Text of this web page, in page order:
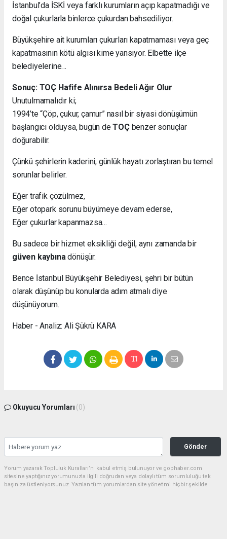
İstanbul’da İSKİ veya farklı kurumların açıp kapatmadığı ve
doğal çukurlarla binlerce çukurdan bahsediliyor.
Büyükşehire ait kurumları çukurları kapatmaması veya geç
kapatmasının kötü algısı kime yansıyor. Elbette ilçe
belediyelerine…
Sonuç: TOÇ Hafife Alınırsa Bedeli Ağır Olur
Unutulmamalıdır ki;
1994’te “Çöp, çukur, çamur” nasıl bir siyasi dönüşümün
başlangıcı olduysa, bugün deTOÇbenzer sonuçlar
doğurabilir.
Çünkü şehirlerin kaderini, günlük hayatı zorlaştıran bu temel
sorunlar belirler.
Eğer trafik çözülmez,
Eğer otopark sorunu büyümeye devam ederse,
Eğer çukurlar kapanmazsa…
Bu sadece bir hizmet eksikliği değil, aynı zamanda bir
güven kaybınadönüşür.
Bence İstanbul Büyükşehir Belediyesi, şehri bir bütün
olarak düşünüp bu konularda adım atmalı diye
düşünüyorum.
Haber - Analiz: Ali Şükrü KARA
Okuyucu Yorumları (0)
Gönder
Yorum yazarak Topluluk Kuralları’nı kabul etmiş bulunuyor ve gophaber.com
sitesine yaptığınız yorumunuzla ilgili doğrudan veya dolaylı tüm sorumluluğu tek
başınıza üstleniyorsunuz. Yazılan tüm yorumlardan site yönetimi hiçbir şekilde